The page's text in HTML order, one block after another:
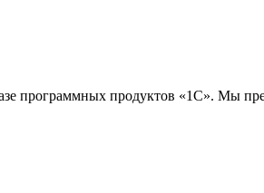
программных продуктов «1С». Мы